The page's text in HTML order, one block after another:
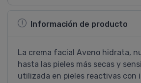
Información de producto
La crema facial Aveno hidrata,
hasta las pieles más secas y
utilizada en pieles reactivas con